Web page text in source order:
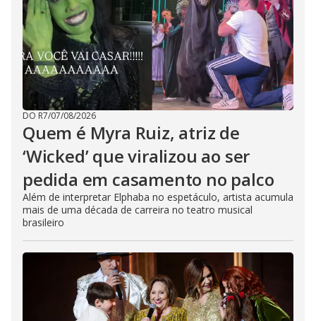
DO R7/07/08/2026
Quem é Myra Ruiz, atriz de
‘Wicked’ que viralizou ao ser
pedida em casamento no palco
Além de interpretar Elphaba no espetáculo, artista acumula
mais de uma década de carreira no teatro musical
brasileiro